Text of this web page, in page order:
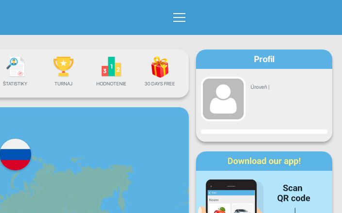
ŠTATISTIKY TURNAJ HODNOTENIE 30 DAYS FREE
Profil
Úroveň |
Pokrok
Po St